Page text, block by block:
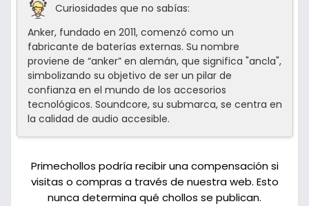
Curiosidades que no sabías:
Anker, fundado en 2011, comenzó como un
fabricante de baterías externas. Su nombre
proviene de “anker” en alemán, que significa "ancla",
simbolizando su objetivo de ser un pilar de
confianza en el mundo de los accesorios
tecnológicos. Soundcore, su submarca, se centra en
la calidad de audio accesible.
Primechollos podría recibir una compensación si
visitas o compras a través de nuestra web. Esto
nunca determina qué chollos se publican.